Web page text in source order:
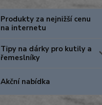
Produkty za nejnižší cenu
na internetu
Tipy na dárky pro kutily a
řemeslníky
Akční nabídka